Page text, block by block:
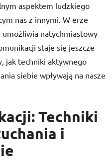
aspektem ludzkiego
nas z innymi. W erze
natychmiastowy
staje się jeszcze
jak techniki aktywnego
siebie wpływają na nasze
Techniki
i